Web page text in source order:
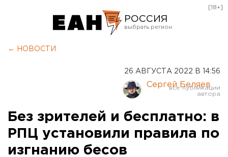
РОССИЯ
Курган
Оренбург
[18+]
← НОВОСТИ
26 АВГУСТА 2022 В 14:56
Сергей Беляев
Без зрителей и бесплатно: в
РПЦ установили правила по
изгнанию бесов